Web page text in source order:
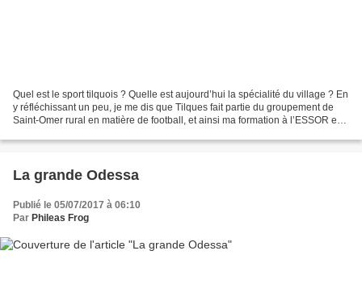
Quel est le sport tilquois ? Quelle est aujourd’hui la spécialité du village ? En
y réfléchissant un peu, je me dis que Tilques fait partie du groupement de
Saint-Omer rural en matière de football, et ainsi ma formation à l’ESSOR est
La grande Odessa
Publié le 05/07/2017 à 06:10
Par Phileas Frog